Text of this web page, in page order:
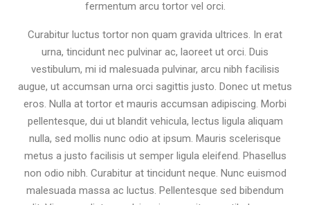
fermentum arcu tortor vel orci.
Curabitur luctus tortor non quam gravida ultrices. In erat
urna, tincidunt nec pulvinar ac, laoreet ut orci. Duis
vestibulum, mi id malesuada pulvinar, arcu nibh facilisis
augue, ut accumsan urna orci sagittis justo. Donec ut metus
eros. Nulla at tortor et mauris accumsan adipiscing. Morbi
pellentesque, dui ut blandit vehicula, lectus ligula aliquam
nulla, sed mollis nunc odio at ipsum. Mauris scelerisque
metus a justo facilisis ut semper ligula eleifend. Phasellus
non odio nibh. Curabitur at tincidunt neque. Nunc euismod
malesuada massa ac luctus. Pellentesque sed bibendum